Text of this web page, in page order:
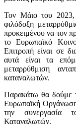
Τον Μάιο του 2023,
φιλόδοξη
προκειμένου να τον
το Ευρωπαϊκό
Επιτροπή είναι σε
αυτά είναι τα
μεταρρύθμιση
καταναλωτών.
Παρακάτω θα δούμε
Ευρωπαϊκή
την
Καταναλωτών.